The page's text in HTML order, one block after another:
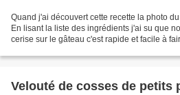
Quand j'ai découvert cette recette la photo
En lisant la liste des ingrédients j'ai su que
cerise sur le gâteau c'est rapide et facile à
Velouté de cosses de petits